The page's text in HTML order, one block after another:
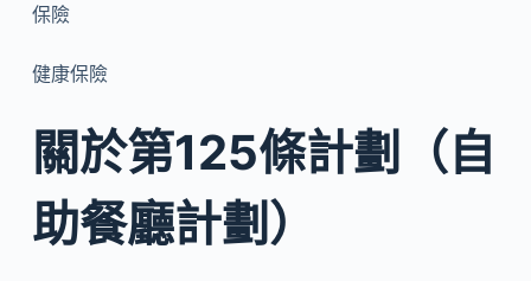
保險
健康保險
關於第125條計劃（自
助餐廳計劃）